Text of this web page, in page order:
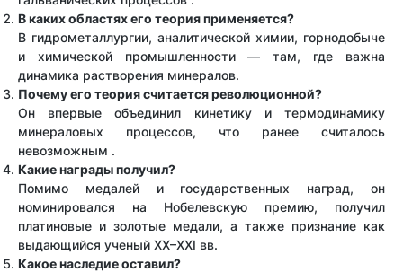
В каких областях его теория применяется?
В гидрометаллургии, аналитической химии, горнодобыче
и химической промышленности — там, где важна
динамика растворения минералов.
Почему его теория считается революционной?
Он впервые объединил кинетику и термодинамику
минераловых процессов, что ранее считалось
невозможным .
Какие награды получил?
Помимо медалей и государственных наград, он
номинировался на Нобелевскую премию, получил
платиновые и золотые медали, а также признание как
выдающийся ученый XX–XXI вв.
Какое наследие оставил?